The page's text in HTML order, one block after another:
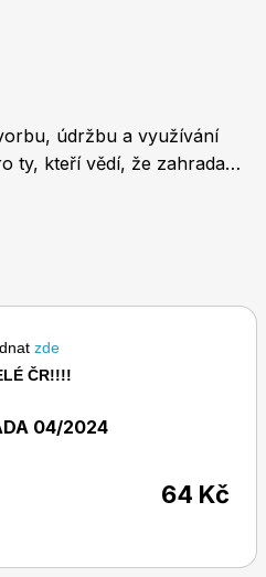
Burda Easy
údržbu a využívání
ty, kteří vědí, že zahrada je
přináší 68 stran
V jednotlivých
zahradě a
květinám, ale také
zde
ČR!!!!
04/2024
64 Kč